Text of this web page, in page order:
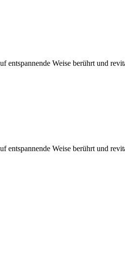
entspannende Weise berührt und
entspannende Weise berührt und